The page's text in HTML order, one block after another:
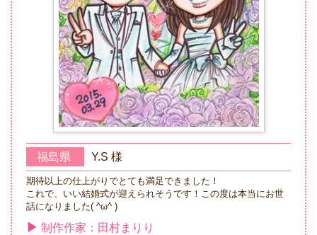
福島県 Y.S 様
期待以上の仕上がりでとても満足できました！
これで、いい結婚式が迎えられそうです！この度は本当にお世
話になりました( ^ω^ )
制作作家：田村まりり